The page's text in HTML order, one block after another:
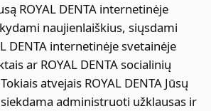
ROYAL DENTA internetinėje
naujienlaiškius, siųsdami
DENTA internetinėje svetainėje
ar ROYAL DENTA socialinių
atvejais ROYAL DENTA Jūsų
administruoti užklausas ir